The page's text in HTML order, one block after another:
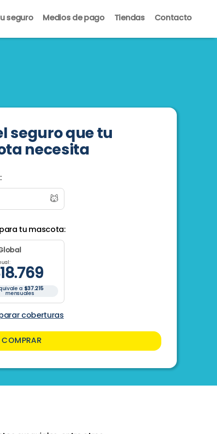
seguro Medios de pago Tiendas Contacto
seguro que tu
necesita
tu mascota:
.769
a $37.215
mensuales
coberturas
COMPRAR
¿Recibiste